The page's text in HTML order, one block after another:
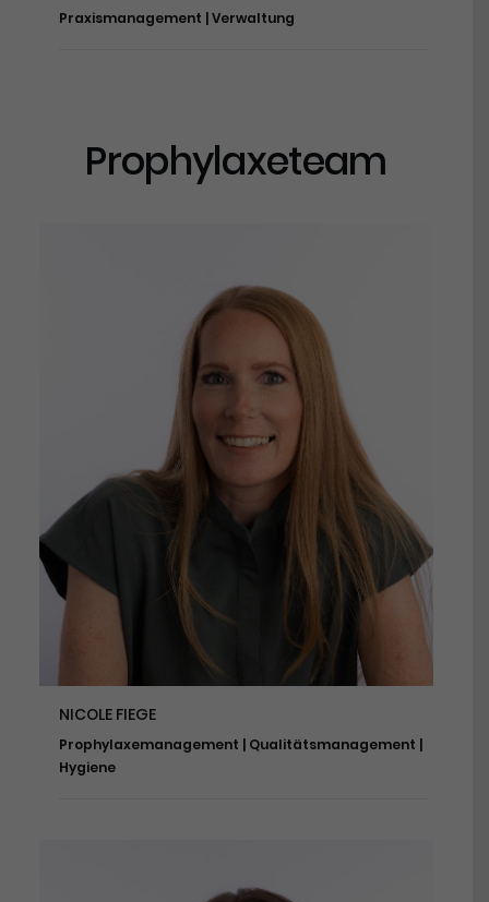
Praxismanagement | Verwaltung
Prophylaxeteam
NICOLE FIEGE
Prophylaxemanagement | Qualitätsmanagement |
Hygiene